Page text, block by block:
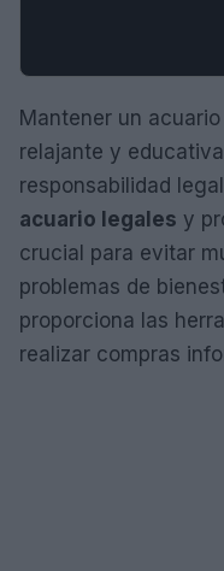
Mantener un
relajante y
responsabilidad
acuario legales y
crucial para evitar
problemas de
proporciona las
realizar compras